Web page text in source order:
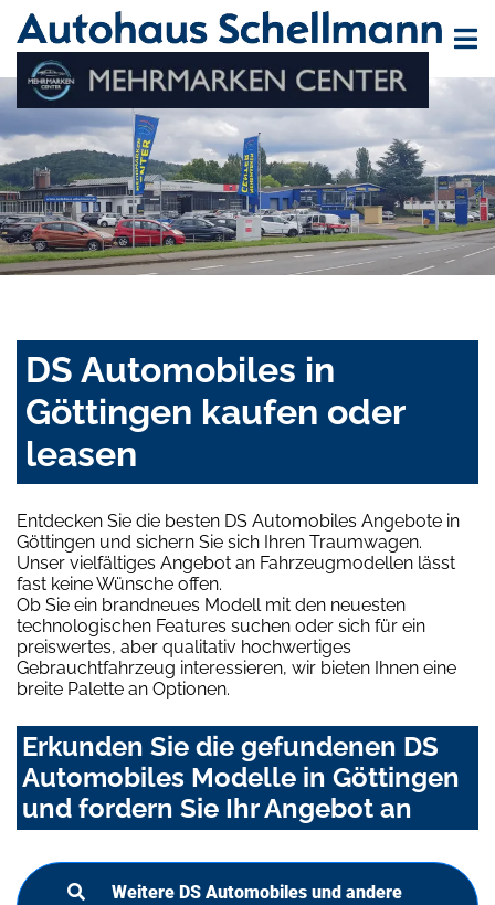
DS Automobiles in
Göttingen kaufen oder
leasen
Entdecken Sie die besten DS Automobiles Angebote in
Göttingen und sichern Sie sich Ihren Traumwagen.
Unser vielfältiges Angebot an Fahrzeugmodellen lässt
fast keine Wünsche offen.
Ob Sie ein brandneues Modell mit den neuesten
technologischen Features suchen oder sich für ein
preiswertes, aber qualitativ hochwertiges
Gebrauchtfahrzeug interessieren, wir bieten Ihnen eine
breite Palette an Optionen.
Erkunden Sie die gefundenen DS
Automobiles Modelle in Göttingen
und fordern Sie Ihr Angebot an
Weitere DS Automobiles und andere